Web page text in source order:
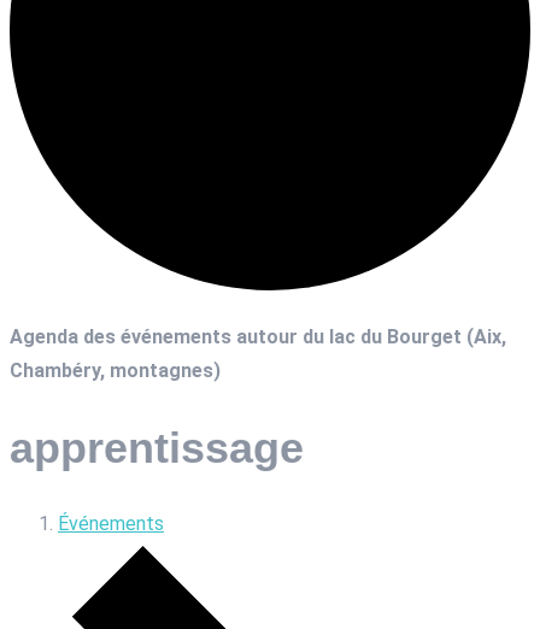
Agenda des événements autour du lac du Bourget (Aix,
Chambéry, montagnes)
apprentissage
Événements